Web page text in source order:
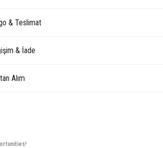
& Teslimat
& İade
Alım